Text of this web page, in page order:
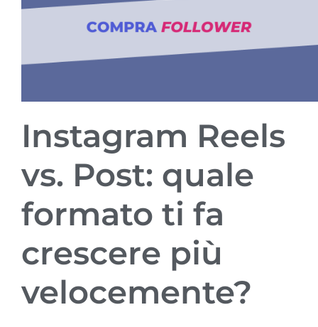
Instagram Reels
vs. Post: quale
formato ti fa
crescere più
velocemente?